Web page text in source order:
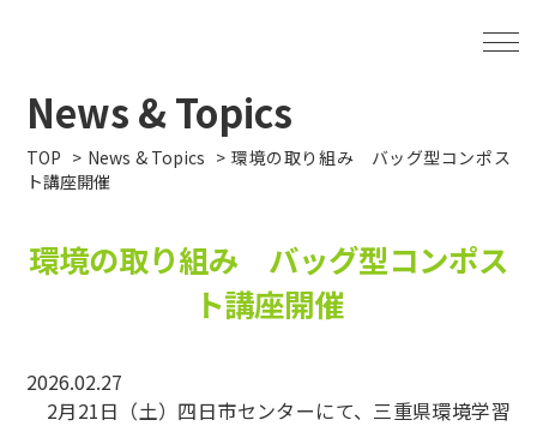
News & Topics
TOP News & Topics
環境の取り組み バッグ型コンポス
ト講座開催
環境の取り組み バッグ型コンポス
ト講座開催
2026.02.27
2月21日（土）四日市センターにて、三重県環境学習